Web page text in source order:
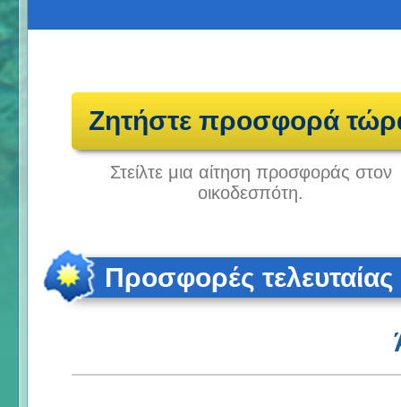
Ζητήστε προσφορά
Στείλτε μια αίτηση προσφοράς στον
οικοδεσπότη.
Προσφορές τελευταίας